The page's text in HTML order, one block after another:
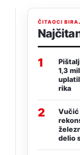
ČITAOCI
1
1,3
rika
2
Vučić
delio